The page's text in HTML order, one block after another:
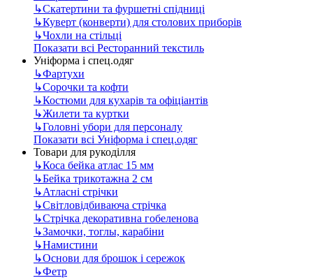
↳Скатертини та фуршетні спідниці
↳Куверт (конверти) для столових приборів
↳Чохли на стільці
Показати всі Ресторанний текстиль
Уніформа і спец.одяг
↳Фартухи
↳Сорочки та кофти
↳Костюми для кухарів та офіціантів
↳Жилети та куртки
↳Головні убори для персоналу
Показати всі Уніформа і спец.одяг
Товари для рукоділля
↳Коса бейка атлас 15 мм
↳Бейка трикотажна 2 см
↳Атласні стрічки
↳Світловідбиваюча стрічка
↳Стрічка декоративна гобеленова
↳Замочки, тоглы, карабіни
↳Намистини
↳Основи для брошок і сережок
↳Фетр